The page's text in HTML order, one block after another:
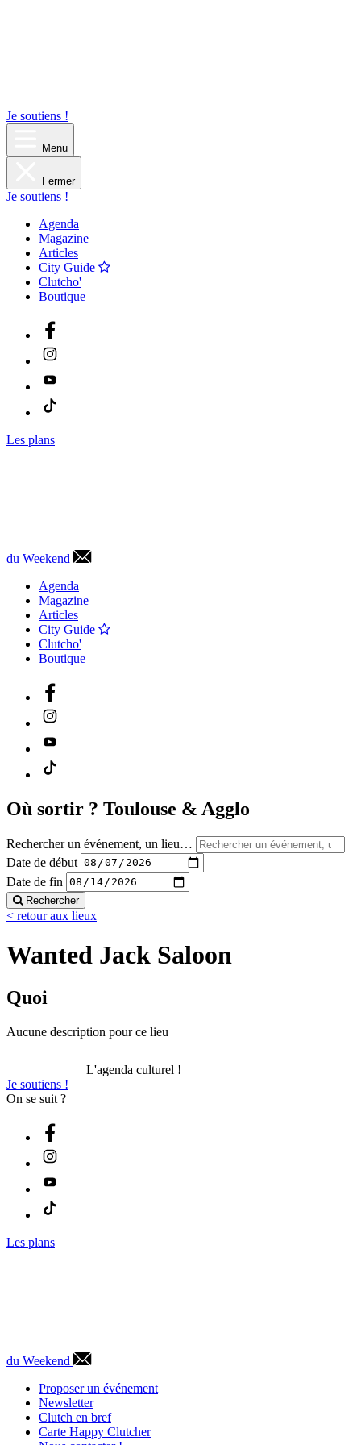
Je soutiens !
Menu
Fermer
Je soutiens !
Agenda
Magazine
Articles
City Guide
Clutcho'
Boutique
Les plans
du Weekend
Agenda
Magazine
Articles
City Guide
Clutcho'
Boutique
Où sortir ? Toulouse & Agglo
Rechercher un événement, un lieu…
Date de début
Date de fin
Rechercher
< retour aux lieux
Wanted Jack Saloon
Quoi
Aucune description pour ce lieu
L'agenda culturel !
Je soutiens !
On se suit ?
Les plans
du Weekend
Proposer un événement
Newsletter
Clutch en bref
Carte Happy Clutcher